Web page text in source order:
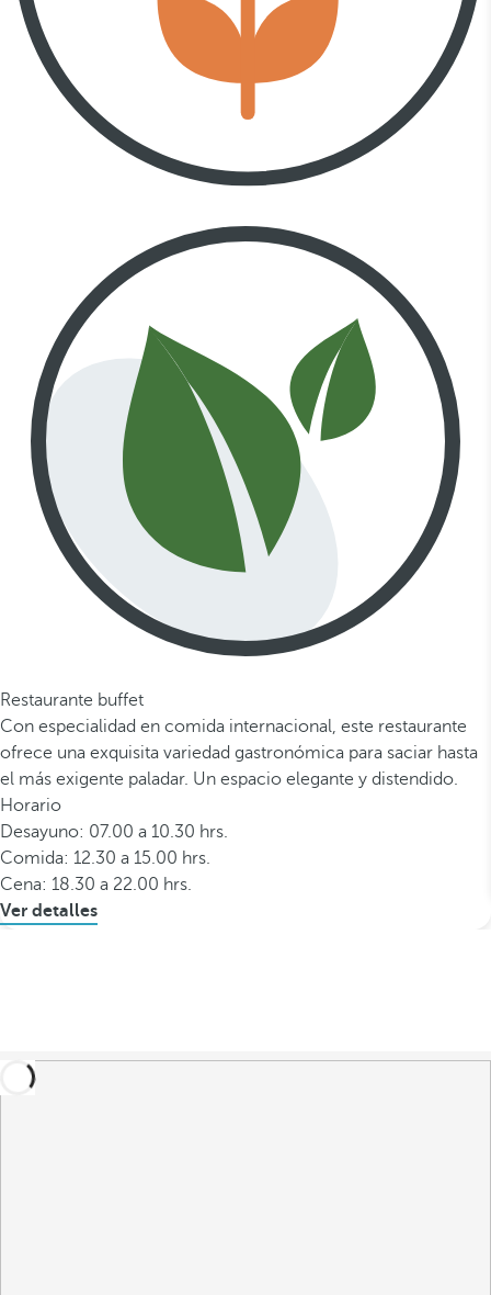
Restaurante buffet
Con especialidad en comida internacional, este restaurante
ofrece una exquisita variedad gastronómica para saciar hasta
el más exigente paladar. Un espacio elegante y distendido.
Horario
Desayuno: 07.00 a 10.30 hrs.
Comida: 12.30 a 15.00 hrs.
Cena: 18.30 a 22.00 hrs.
Ver detalles